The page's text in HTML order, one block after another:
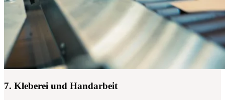
7. Kleberei und Handarbeit